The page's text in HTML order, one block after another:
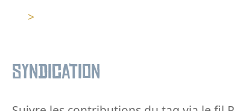
>
Syndication